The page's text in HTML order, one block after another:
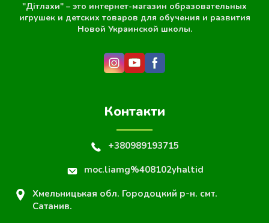
"Дітлахи" – это интернет-магазин образовательных
игрушек и детских товаров для обучения и развития
Новой Украинской школы.
Контакти
+380989193715
moc.liamg%408102yhaltid
Хмельницькая обл. Городоцкий р-н. смт.
Сатанив.